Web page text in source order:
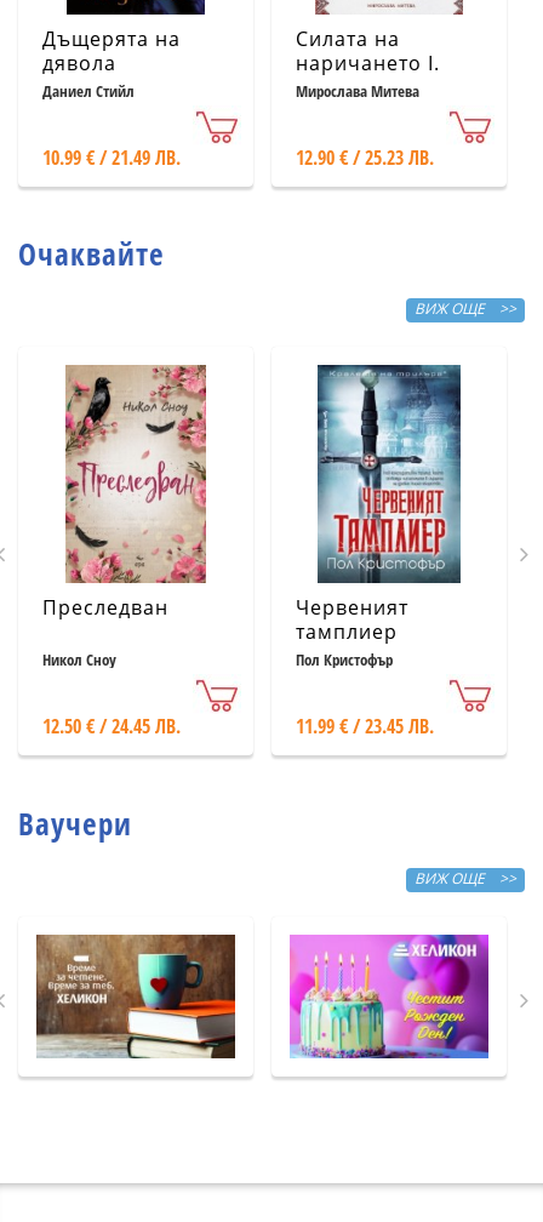
Дъщерята на
дявола
Даниел Стийл
10.99 € / 21.49 ЛВ.
Силата на
наричането І.
Тайната на
български
обичаи, които
Мирослава Митева
12.90 € / 25.23 ЛВ.
Очаквайте
ВИЖ ОЩЕ >>
Преследван
Никол Сноу
12.50 € / 24.45 ЛВ.
Червеният
тамплиер
Пол Кристофър
11.99 € / 23.45 ЛВ.
Ваучери
ВИЖ ОЩЕ >>